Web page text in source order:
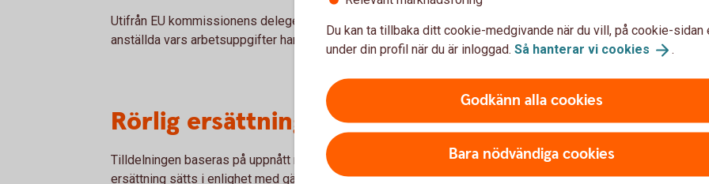
Utifrån EU kommissionens delegerade förordning nr 604/2014 har Banken identifierat 6
anställda vars arbetsuppgifter har en väsentlig inverkan på Sparbankens riskprofil.
Rörlig ersättning 2025
Tilldelningen baseras på uppnått mål. Det maximala förhållandet mellan rörlig och fast
ersättning sätts i enlighet med gällande lagstiftning och föreskrifter. Styrelsen fattar,
Du kan ta tillbaka ditt cookie-medgivande när du vill, på cookie-sidan
under din profil när du är inloggad. Så hanterar vi cookies .
Godkänn alla cookies
Bara nödvändiga cookies